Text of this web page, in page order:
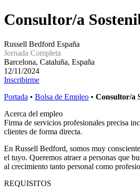
Consultor/a
Russell Bedford España
Jornada Completa
Barcelona, Cataluña, España
12/11/2024
Inscribirme
Portada • Bolsa de Empleo • Consultor/a
Acerca del empleo
Firma de servicios profesionales precisa
clientes de forma directa.
En Russell Bedford, somos muy
el tuyo. Queremos atraer a personas que
al crecimiento tanto personal como
REQUISITOS